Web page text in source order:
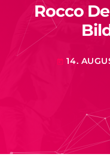
Rocco
today 14.